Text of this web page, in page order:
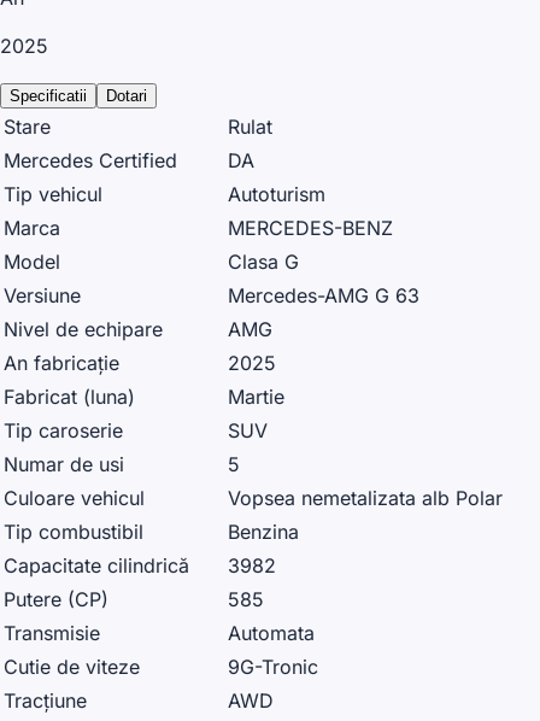
2025
Specificatii Dotari
Stare
Rulat
Mercedes Certified
DA
Tip vehicul
Autoturism
Marca
MERCEDES-BENZ
Model
Clasa G
Versiune
Mercedes-AMG G 63
Nivel de echipare
AMG
An fabricație
2025
Fabricat (luna)
Martie
Tip caroserie
SUV
Numar de usi
5
Culoare vehicul
Vopsea nemetalizata alb Polar
Tip combustibil
Benzina
Capacitate cilindrică
3982
Putere (CP)
585
Transmisie
Automata
Cutie de viteze
9G-Tronic
Tracțiune
AWD